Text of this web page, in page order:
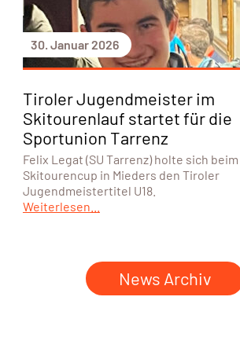
30. Januar 2026
Tiroler Jugendmeister im
Skitourenlauf startet für die
Sportunion Tarrenz
Felix Legat (SU Tarrenz) holte sich beim
Skitourencup in Mieders den Tiroler
Jugendmeistertitel U18.
Weiterlesen...
News Archiv